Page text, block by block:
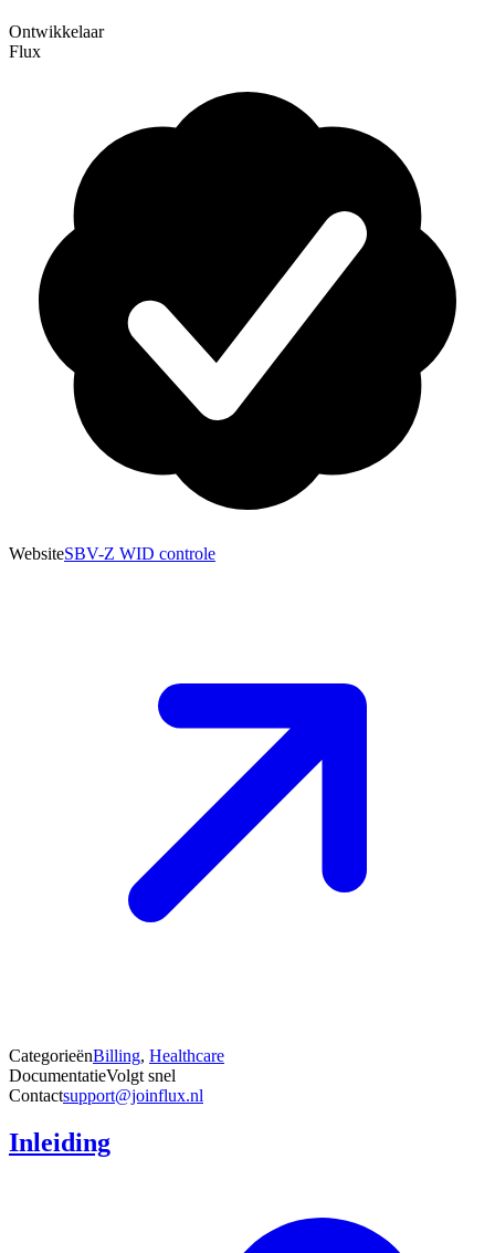
Ontwikkelaar
Flux
WebsiteSBV-Z WID controle
CategorieënBilling, Healthcare
DocumentatieVolgt snel
Contactsupport@joinflux.nl
Inleiding